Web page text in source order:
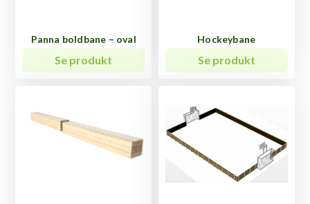
Panna boldbane – oval
Se produkt
Hockeybane
Se produkt